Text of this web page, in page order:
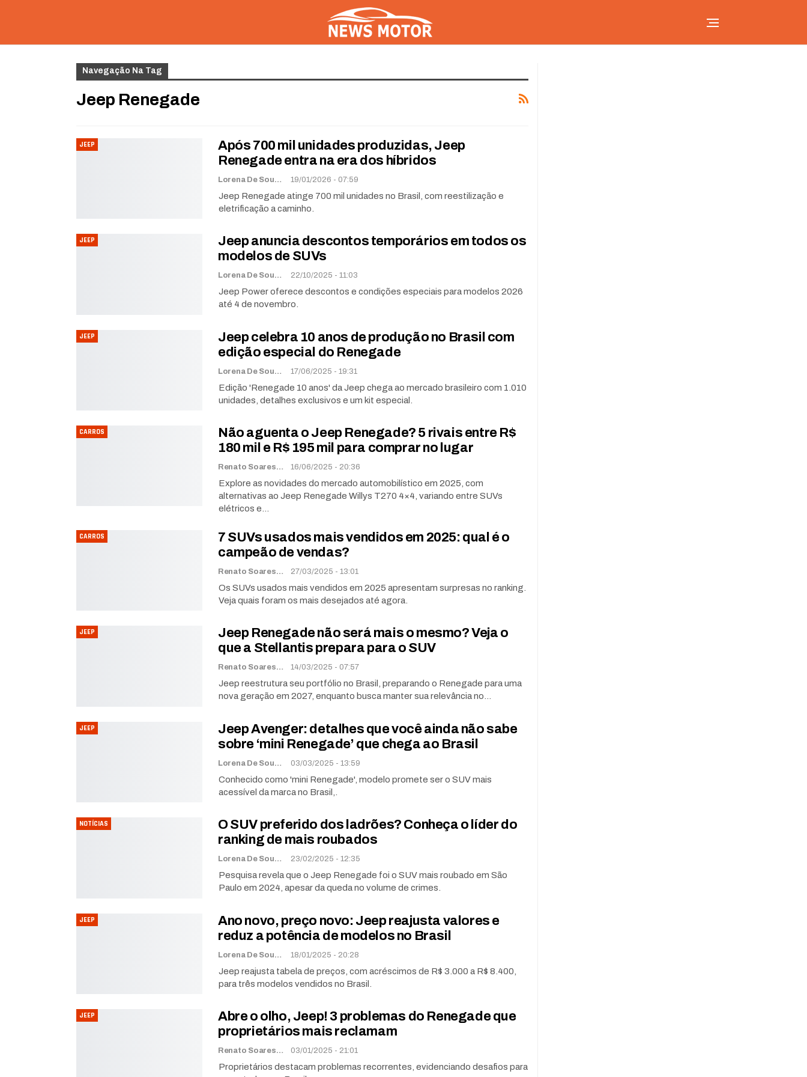
Navegação Na Tag
Jeep Renegade
JEEP
Após 700 mil unidades produzidas, Jeep
Renegade entra na era dos híbridos
Lorena De Sousa 19/01/2026 - 07:59
Jeep Renegade atinge 700 mil unidades no Brasil, com reestilização e
eletrificação a caminho.
JEEP
Jeep anuncia descontos temporários em todos os
modelos de SUVs
Lorena De Sousa 22/10/2025 - 11:03
Jeep Power oferece descontos e condições especiais para modelos 2026
até 4 de novembro.
JEEP
Jeep celebra 10 anos de produção no Brasil com
edição especial do Renegade
Lorena De Sousa 17/06/2025 - 19:31
Edição 'Renegade 10 anos' da Jeep chega ao mercado brasileiro com 1.010
unidades, detalhes exclusivos e um kit especial.
CARROS
Não aguenta o Jeep Renegade? 5 rivais entre R$
180 mil e R$ 195 mil para comprar no lugar
Renato Soares 16/06/2025 - 20:36
Explore as novidades do mercado automobilístico em 2025, com
alternativas ao Jeep Renegade Willys T270 4×4, variando entre SUVs
elétricos e…
CARROS
7 SUVs usados mais vendidos em 2025: qual é o
campeão de vendas?
Renato Soares 27/03/2025 - 13:01
Os SUVs usados mais vendidos em 2025 apresentam surpresas no ranking.
Veja quais foram os mais desejados até agora.
JEEP
Jeep Renegade não será mais o mesmo? Veja o
que a Stellantis prepara para o SUV
Renato Soares 14/03/2025 - 07:57
Jeep reestrutura seu portfólio no Brasil, preparando o Renegade para uma
nova geração em 2027, enquanto busca manter sua relevância no…
JEEP
Jeep Avenger: detalhes que você ainda não sabe
sobre ‘mini Renegade’ que chega ao Brasil
Lorena De Sousa 03/03/2025 - 13:59
Conhecido como 'mini Renegade', modelo promete ser o SUV mais
acessível da marca no Brasil,.
NOTÍCIAS
O SUV preferido dos ladrões? Conheça o líder do
ranking de mais roubados
Lorena De Sousa 23/02/2025 - 12:35
Pesquisa revela que o Jeep Renegade foi o SUV mais roubado em São
Paulo em 2024, apesar da queda no volume de crimes.
JEEP
Ano novo, preço novo: Jeep reajusta valores e
reduz a potência de modelos no Brasil
Lorena De Sousa 18/01/2025 - 20:28
Jeep reajusta tabela de preços, com acréscimos de R$ 3.000 a R$ 8.400,
para três modelos vendidos no Brasil.
JEEP
Abre o olho, Jeep! 3 problemas do Renegade que
proprietários mais reclamam
Renato Soares 03/01/2025 - 21:01
Proprietários destacam problemas recorrentes, evidenciando desafios para